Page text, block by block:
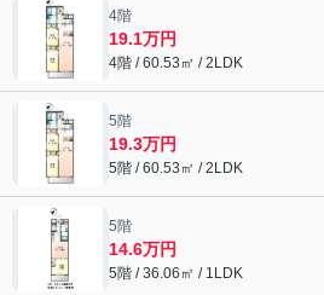
4階
19.1万円
4階 / 60.53㎡ / 2LDK
5階
19.3万円
5階 / 60.53㎡ / 2LDK
5階
14.6万円
5階 / 36.06㎡ / 1LDK